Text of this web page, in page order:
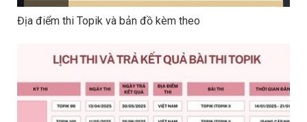
Địa điểm thi Topik và bản đồ kèm theo